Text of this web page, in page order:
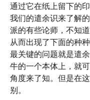
通过它在纸上留下的
我们的遣余识来了解
派的有些论师，不知
从而出现了下面的种
最关键的问题就是遣
牛的一个本体上，就
角度来了知。但是在
别。